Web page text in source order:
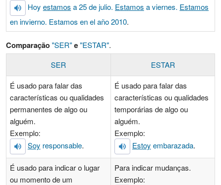
Hoy estamos a 25 de julio. Estamos a viernes. Estamos
en invierno. Estamos en el año 2010.
Comparação"SER"e"ESTAR".
SER
ESTAR
É usado para falar das
características ou qualidades
permanentes de algo ou
alguém.
Exemplo:
Soy responsable.
É usado para falar das
características ou qualidades
temporárias de algo ou
alguém.
Exemplo:
Estoy embarazada.
É usado para indicar o lugar
ou momento de um
Para indicar mudanças.
Exemplo: